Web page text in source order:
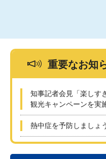
重要なお知
知事記者会見「楽しす
観光キャンペーンを実
熱中症を予防しましょ